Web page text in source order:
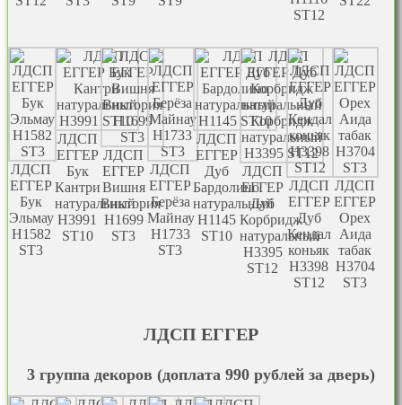
ST12
ЛДСП
EГГЕР
Бук
Эльмау
H1582
ST3
ЛДСП
EГГЕР
Бук
Кантри
натуральный
Н3991
ST10
ЛДСП
EГГЕР
Вишня
Виктория
H1699
ST3
ЛДСП
EГГЕР
Берёза
Майнау
H1733
ST3
ЛДСП
EГГЕР
Дуб
Бардолино
натуральный
H1145
ST10
ЛДСП
EГГЕР
Дуб
Корбридж
натуральный
Н3395
ST12
ЛДСП
EГГЕР
Дуб
Кендал
коньяк
Н3398
ST12
ЛДСП
EГГЕР
Орех
Аида
табак
H3704
ST3
ЛДСП EГГЕР
3 группа декоров (доплата 990 рублей за дверь)